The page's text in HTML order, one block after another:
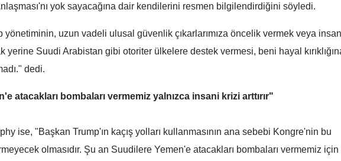
Kastamonu
Kayseri
Kırklareli
Kocaeli
Konya
Kütahya
yok sayacağına dair kendilerini resmen bilgilendirdiğini söyledi.
yönetiminin, uzun vadeli ulusal güvenlik çıkarlarımıza öncelik vermek veya insan
yerine Suudi Arabistan gibi otoriter ülkelere destek vermesi, beni hayal
dedi.
atacakları bombaları vermemiz yalnızca insani krizi arttırır"
ise, "Başkan Trump'ın kaçış yolları kullanmasının ana sebebi Kongre'nin bu
olmasıdır. Şu an Suudilere Yemen'e atacakları bombaları vermemiz için